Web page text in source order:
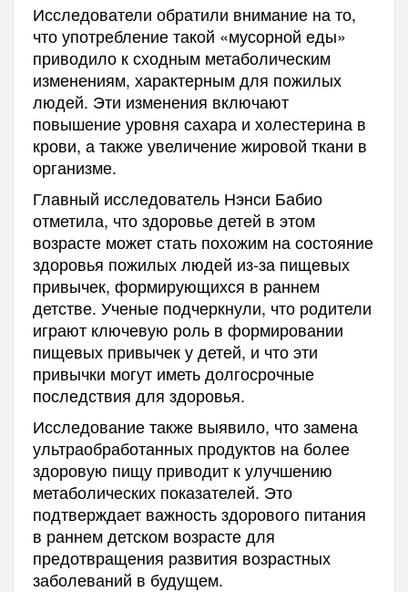
Исследователи обратили внимание на то,
что употребление такой «мусорной еды»
приводило к сходным метаболическим
изменениям, характерным для пожилых
людей. Эти изменения включают
повышение уровня сахара и холестерина в
крови, а также увеличение жировой ткани в
организме.
Главный исследователь Нэнси Бабио
отметила, что здоровье детей в этом
возрасте может стать похожим на состояние
здоровья пожилых людей из-за пищевых
привычек, формирующихся в раннем
детстве. Ученые подчеркнули, что родители
играют ключевую роль в формировании
пищевых привычек у детей, и что эти
привычки могут иметь долгосрочные
последствия для здоровья.
Исследование также выявило, что замена
ультраобработанных продуктов на более
здоровую пищу приводит к улучшению
метаболических показателей. Это
подтверждает важность здорового питания
в раннем детском возрасте для
предотвращения развития возрастных
заболеваний в будущем.